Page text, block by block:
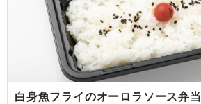
白身魚フライのオーロラソース弁当